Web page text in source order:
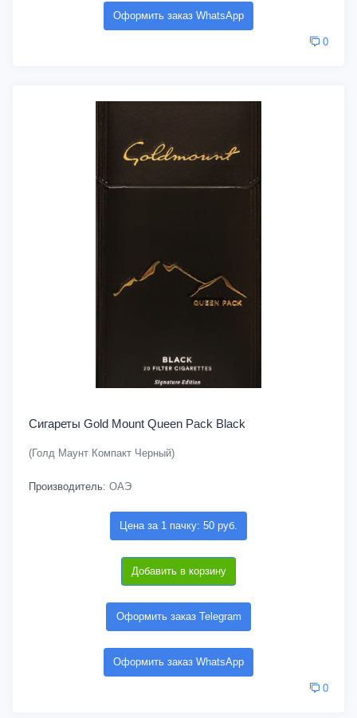
Оформить заказ WhatsApp
0
Сигареты Gold Mount Queen Pack Black
(Голд Маунт Компакт Черный)
Производитель: ОАЭ
Цена за 1 пачку: 50 руб.
Добавить в корзину
Оформить заказ Telegram
Оформить заказ WhatsApp
0